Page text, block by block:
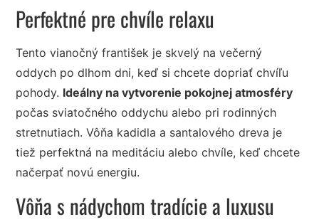
Perfektné pre chvíle relaxu
Tento vianočný františek je skvelý na večerný
oddych po dlhom dni, keď si chcete dopriať chvíľu
pohody. Ideálny na vytvorenie pokojnej atmosféry
počas sviatočného oddychu alebo pri rodinných
stretnutiach. Vôňa kadidla a santalového dreva je
tiež perfektná na meditáciu alebo chvíle, keď chcete
načerpať novú energiu.
Vôňa s nádychom tradície a luxusu